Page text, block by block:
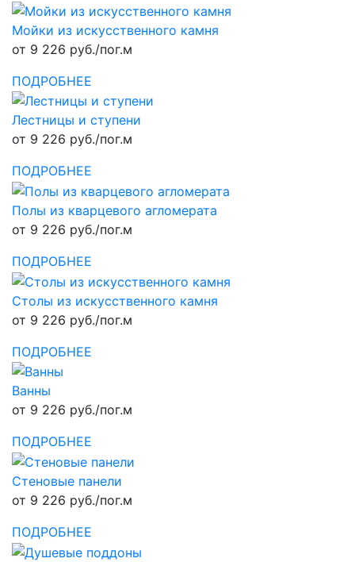
Мойки из искусственного камня
от 9 226 руб./пог.м
ПОДРОБНЕЕ
Лестницы и ступени
от 9 226 руб./пог.м
ПОДРОБНЕЕ
Полы из кварцевого агломерата
от 9 226 руб./пог.м
ПОДРОБНЕЕ
Столы из искусственного камня
от 9 226 руб./пог.м
ПОДРОБНЕЕ
Ванны
от 9 226 руб./пог.м
ПОДРОБНЕЕ
Стеновые панели
от 9 226 руб./пог.м
ПОДРОБНЕЕ